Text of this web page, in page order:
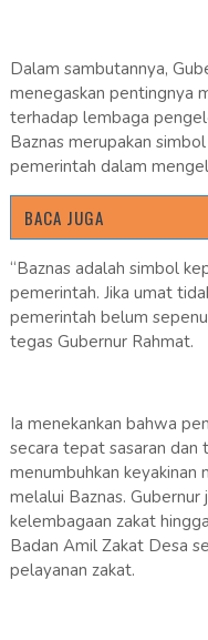
Dalam sambutannya,
menegaskan pentingnya
terhadap lembaga
Baznas merupakan
pemerintah dalam
BACA JUGA
“Baznas adalah simbol
pemerintah. Jika umat
pemerintah belum
tegas Gubernur Rahmat.
Ia menekankan bahwa
secara tepat sasaran dan
menumbuhkan keyakinan
melalui Baznas.
kelembagaan zakat
Badan Amil Zakat Desa
pelayanan zakat.